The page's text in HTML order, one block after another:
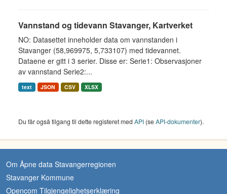
Vannstand og tidevann Stavanger, Kartverket
NO: Datasettet inneholder data om vannstanden i
Stavanger (58,969975, 5,733107) med tidevannet.
Dataene er gitt i 3 serier. Disse er: Serie1: Observasjoner
av vannstand Serie2:...
text JSON CSV XLSX
Du får også tilgang til dette registeret med API (seAPI-dokumenter).
Om Åpne data Stavangerregionen
Stavanger Kommune
Opencom Tilgjengelighetserklæring